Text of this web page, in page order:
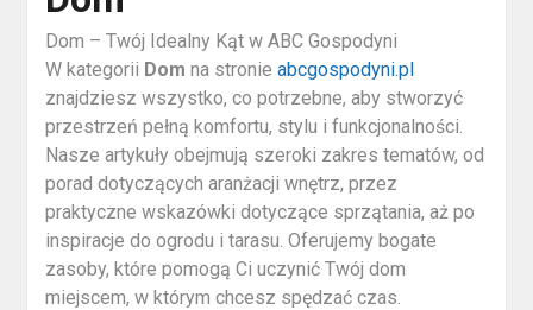
Dom – Twój Idealny Kąt w ABC Gospodyni
W kategorii Dom na stronieabcgospodyni.pl
znajdziesz wszystko, co potrzebne, aby stworzyć
przestrzeń pełną komfortu, stylu i funkcjonalności.
Nasze artykuły obejmują szeroki zakres tematów, od
porad dotyczących aranżacji wnętrz, przez
praktyczne wskazówki dotyczące sprzątania, aż po
inspiracje do ogrodu i tarasu. Oferujemy bogate
zasoby, które pomogą Ci uczynić Twój dom
miejscem, w którym chcesz spędzać czas.